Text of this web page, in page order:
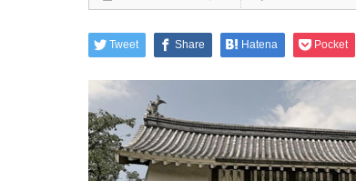
Tweet Share Hatena Pocket